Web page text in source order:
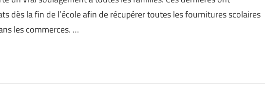
dès la fin de l’école afin de récupérer toutes les fournitures scolaires
les commerces. …